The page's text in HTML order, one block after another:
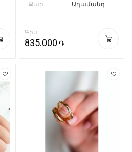
Քար Ադամանդ
Գին
835.000 ֏